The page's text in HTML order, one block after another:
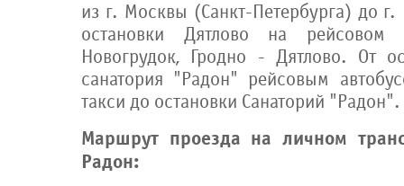
из г. Москвы (Санкт-Петербурга) до
остановки Дятлово на рейсовом
Новогрудок, Гродно - Дятлово. От
санатория "Радон" рейсовым
такси до остановки Санаторий "Радон".
Маршрут проезда на личном
Радон: